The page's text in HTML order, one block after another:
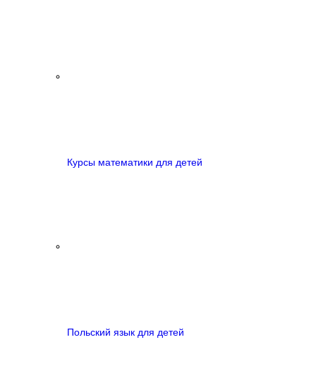
Курсы математики для детей
Польский язык для детей